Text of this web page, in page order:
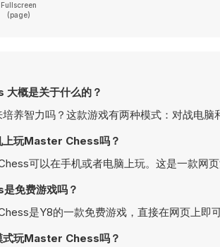
Fullscreen
(page)
概是关于什么的？
养智力吗？这款游戏有两种模式：对战电
上玩Master Chess吗？
可以在手机或者电脑上玩。这是一款网
免费游戏吗？
是Y8的一款免费游戏，直接在网页上即
式玩Master Chess吗？